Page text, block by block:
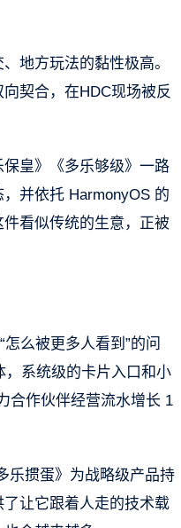
地方玩法的黏性极高。
契合，在HDC现场被反
皇》《多乐够级》一路
并依托 HarmonyOS 的
看似传统的生意，正被
么被更多人看到”的问
系统级的卡片入口和小
合作伙伴经营流水增长 1
乐掼蛋》为战略级产品持
让它跟着人走的技术载